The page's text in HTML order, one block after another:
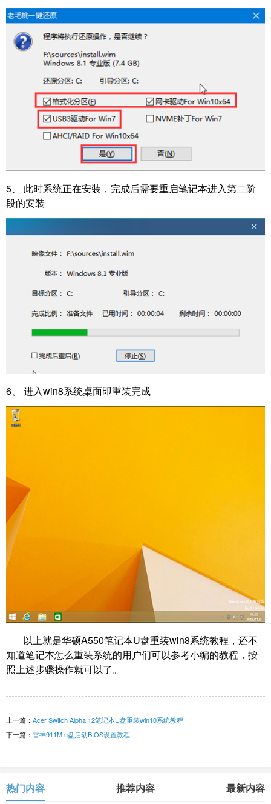
5、 此时系统正在安装，完成后需要重启笔记本进入第二阶
段的安装
6、 进入win8系统桌面即重装完成
以上就是华硕A550笔记本U盘重装win8系统教程 ，还不
知道笔记本怎么重装系统的用户们可以参考小编的教程，按
照上述步骤操作就可以了。
上一篇： Acer Switch Alpha 12笔记本U盘重装win10系统教程
下一篇： 雷神911M u盘启动BIOS设置教程
热门内容 推荐内容 最新内容